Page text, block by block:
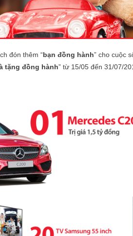
đón thêm “bạn đồng hành” cho cuộc
tặng đồng hành” từ 15/05 đến 31/07/